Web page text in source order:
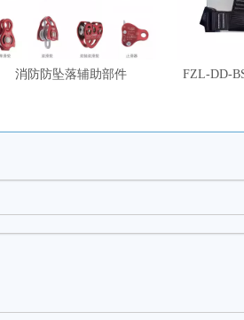
消防防坠落辅助部件
FZL-DD-